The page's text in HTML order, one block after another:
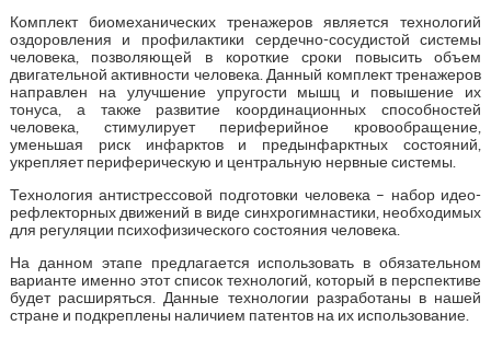
Комплект биомеханических тренажеров является технологий
оздоровления и профилактики сердечно-сосудистой системы
человека, позволяющей в короткие сроки повысить объем
двигательной активности человека. Данный комплект тренажеров
направлен на улучшение упругости мышц и повышение их
тонуса, а также развитие координационных способностей
человека, стимулирует периферийное кровообращение,
уменьшая риск инфарктов и предынфарктных состояний,
укрепляет периферическую и центральную нервные системы.
Технология антистрессовой подготовки человека – набор идео-
рефлекторных движений в виде синхрогимнастики, необходимых
для регуляции психофизического состояния человека.
На данном этапе предлагается использовать в обязательном
варианте именно этот список технологий, который в перспективе
будет расширяться. Данные технологии разработаны в нашей
стране и подкреплены наличием патентов на их использование.